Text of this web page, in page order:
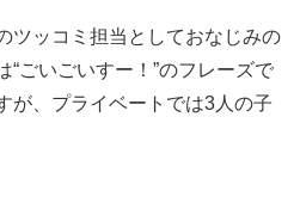
ツッコミ担当としておなじみの
“ごいごいすー！”のフレーズで
が、プライベートでは3人の子